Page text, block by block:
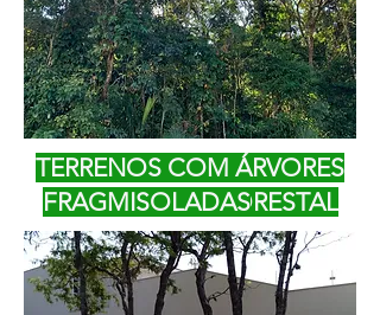
TERRENOS COM
FRAGMENTO FLORESTAL
TERRENOS COM ÁRVORES
ISOLADAS